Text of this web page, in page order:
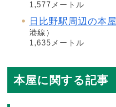
1,577メートル
日比野駅周辺の本屋
港線）
1,635メートル
本屋に関する記事